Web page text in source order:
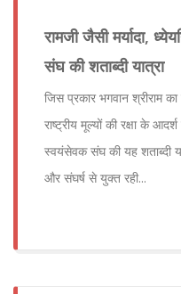
रामजी जैसी मर्यादा,
संघ की शताब्दी यात्रा
जिस प्रकार भगवान श्रीराम
राष्ट्रीय मूल्यों की रक्षा के
स्वयंसेवक संघ की यह शताब्दी
और संघर्ष से युक्त रही...